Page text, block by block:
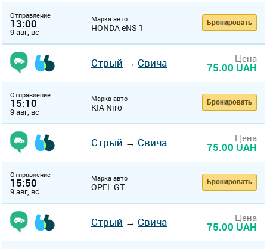
Отправление
13:00
9 авг, вс
Марка авто
HONDA eNS 1 Бронировать
Стрый → Свича Цена
75.00 UAH
Отправление
15:10
9 авг, вс
Марка авто
KIA Niro Бронировать
Стрый → Свича Цена
75.00 UAH
Отправление
15:50
9 авг, вс
Марка авто
OPEL GT Бронировать
Стрый → Свича Цена
75.00 UAH